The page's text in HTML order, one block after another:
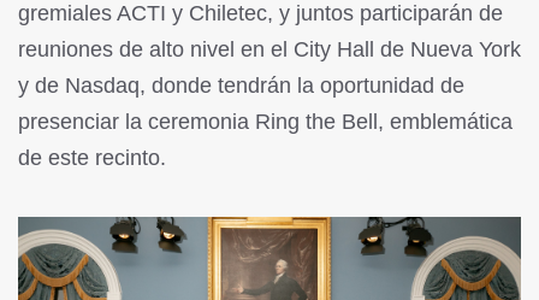
gremiales ACTI y Chiletec, y juntos participarán de
reuniones de alto nivel en el City Hall de Nueva York
y de Nasdaq, donde tendrán la oportunidad de
presenciar la ceremonia Ring the Bell, emblemática
de este recinto.